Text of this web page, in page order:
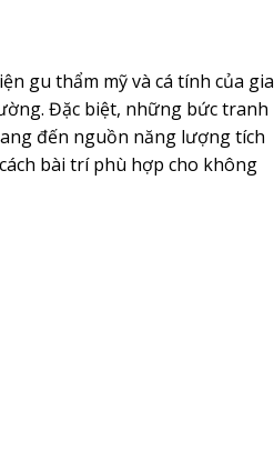
gu thẩm mỹ và cá tính của gia
Đặc biệt, những bức tranh
đến nguồn năng lượng tích
bài trí phù hợp cho không